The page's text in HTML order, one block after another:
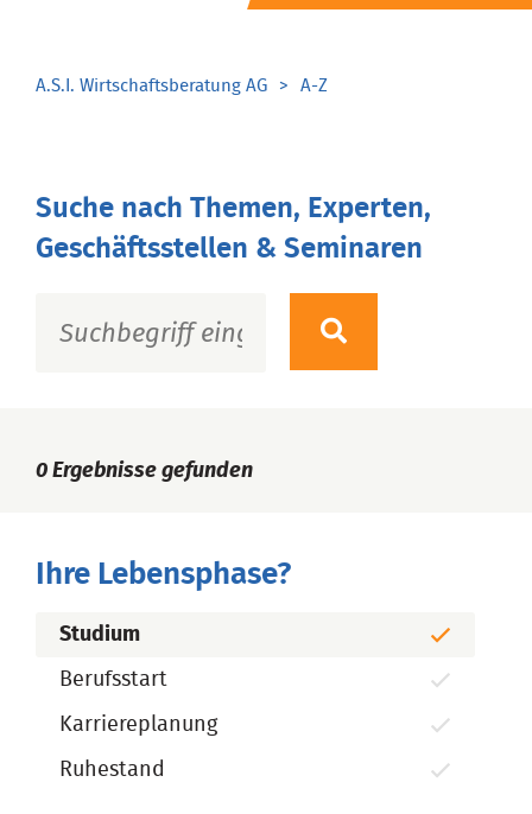
A.S.I. Wirtschaftsberatung AG A-Z
Suche nach Themen, Experten,
Geschäftsstellen & Seminaren
0 Ergebnisse gefunden
Ihre Lebensphase?
Studium
Berufsstart
Karriereplanung
Ruhestand